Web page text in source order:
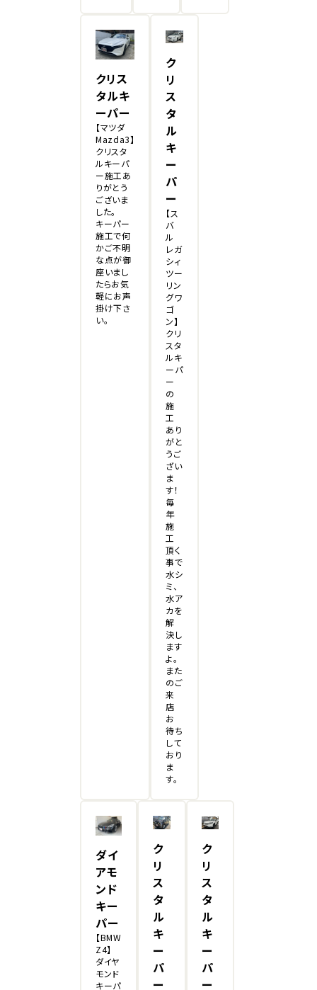
クリス
タルキ
ーパー
【マツダ
Mazda3】
クリスタ
ルキーパ
ー施工あ
りがとう
ございま
した。
キーパー
施工で何
かご不明
な点が御
座いまし
たらお気
軽にお声
掛け下さ
い。
ク
リ
ス
タ
ル
キ
ー
パ
ー
【ス
バ
ル
レガ
シィ
ツー
リン
グワ
ゴ
ン】
クリ
スタ
ルキ
ーパ
ー
の
施
工
あり
がと
うご
ざい
ま
す！
毎
年
施
工
頂く
事で
水シ
ミ、
水ア
カを
解
決し
ます
よ。
また
のご
来
店
お
待ち
して
おり
ま
す。
ダイ
アモ
ンド
キー
パー
【BMW
Z4】
ダイヤ
モンド
キーパ
ク
リ
ス
タ
ル
キ
ー
パ
ー
ク
リ
ス
タ
ル
キ
ー
パ
ー